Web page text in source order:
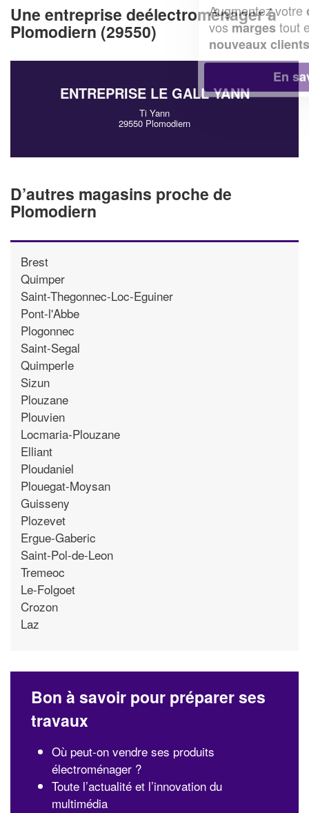
Une entreprise deélectroménager à
Plomodiern (29550)
ENTREPRISE LE GALL YANN
Ti Yann
29550 Plomodiern
D’autres magasins proche de
Plomodiern
Brest
Quimper
Saint-Thegonnec-Loc-Eguiner
Pont-l'Abbe
Plogonnec
Saint-Segal
Quimperle
Sizun
Plouzane
Plouvien
Locmaria-Plouzane
Elliant
Ploudaniel
Plouegat-Moysan
Guisseny
Plozevet
Ergue-Gaberic
Saint-Pol-de-Leon
Tremeoc
Le-Folgoet
Crozon
Laz
Bon à savoir pour préparer ses
travaux
Où peut-on vendre ses produits
électroménager ?
Toute l’actualité et l’innovation du
multimédia
Augmentez votrechiffre d'affaireset
vosmargestout en gagnant de
nouveaux clients